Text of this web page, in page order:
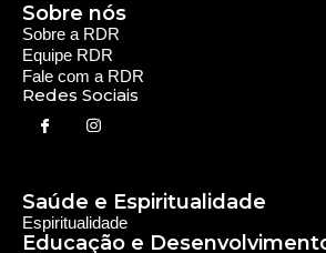
Sobre a RDR
Equipe RDR
Fale com a RDR
Redes Sociais
Sobre nós
Saúde e Espiritualidade
Espiritualidade
Educação e